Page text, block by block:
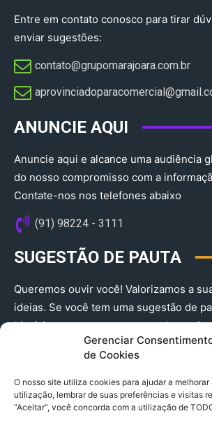
Gerenciar
de Cookies
O nosso site utiliza cookies para ajudar a
utilização, lembrar de suas preferências e visitas
“Aceitar”, você concorda com a utilização de
Entre em contato conosco para tirar
enviar sugestões:
contato@grupomarajoara.com.br
ANUNCIE AQUI
Anuncie aqui e alcance uma audiência
do nosso compromisso com a
Contate-nos nos telefones abaixo
(91) 98224 - 3111
SUGESTÃO DE PAUTA
Queremos ouvir você! Valorizamos a
ideias. Se você tem uma sugestão de
história que merece ser contada,
(91) 98224 - 3111